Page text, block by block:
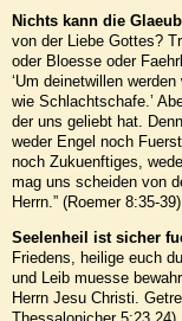
Nichts kann die
von der Liebe Gottes?
oder Bloesse oder
‘Um deinetwillen
wie Schlachtschafe.’
der uns geliebt hat.
weder Engel noch
noch Zukuenftiges,
mag uns scheiden von
Herrn.” (Roemer 8:35-39)
Seelenheil ist sicher
Friedens, heilige euch
und Leib muesse
Herrn Jesu Christi.